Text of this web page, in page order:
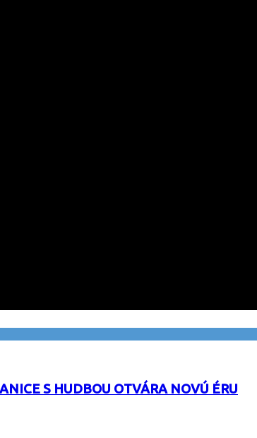
S HUDBOU OTVÁRA NOVÚ ÉRU